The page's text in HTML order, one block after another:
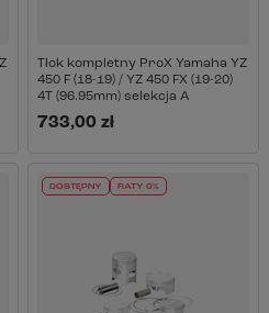
Tłok kompletny ProX Yamaha YZ
450 F (18-19) / YZ 450 FX (19-20)
4T (96.95mm) selekcja A
733,00 zł
DOSTĘPNY RATY 0%